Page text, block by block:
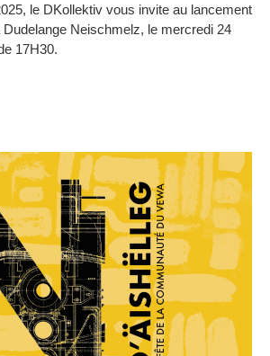
le DKollektiv vous invite au lancement
Dudelange Neischmelz, le mercredi 24
17H30.